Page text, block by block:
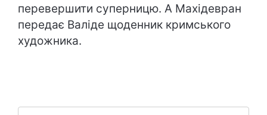
перевершити суперницю. А Махідевран
передає Валіде щоденник кримського
художника.